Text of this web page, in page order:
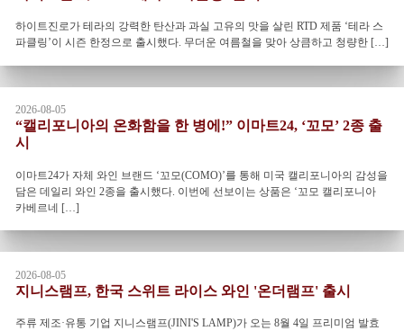
하이트진로가 테라의 강력한 탄산과 과실 고유의 맛을 살린 RTD 제품 ‘테라 스
파클링’이 시즌 한정으로 출시했다. 무더운 여름철을 맞아 상큼하고 청량한 […]
2026-08-05
“캘리포니아의 온화함을 한 병에!” 이마트24, ‘꼬모’ 2종 출
시
이마트24가 자체 와인 브랜드 ‘꼬모(COMO)’를 통해 미국 캘리포니아의 감성을
담은 데일리 와인 2종을 출시했다. 이번에 선보이는 상품은 ‘꼬모 캘리포니아
카베르네 […]
2026-08-05
지니스램프, 한국 스위트 라이스 와인 '온더램프' 출시
주류 제조·유통 기업 지니스램프(JINI'S LAMP)가 오는 8월 4일 프리미엄 발효